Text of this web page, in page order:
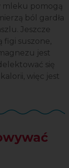
mleku pomogą
ból gardła
Jeszcze
figi suszone,
jest
się
więc jest